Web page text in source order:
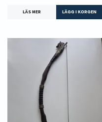
LÄS MER